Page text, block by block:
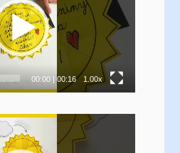
00:00 |00:16 1.00x